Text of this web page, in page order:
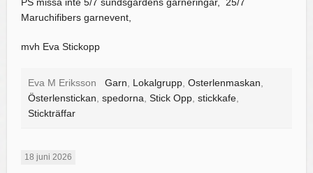
Maruchifibers garnevent,
mvh Eva Stickopp
Eva M Eriksson Garn Lokalgrupp Osterlenmaskan
Österlenstickan spedorna Stick Opp stickkafe
Stickträffar
18 juni 2026